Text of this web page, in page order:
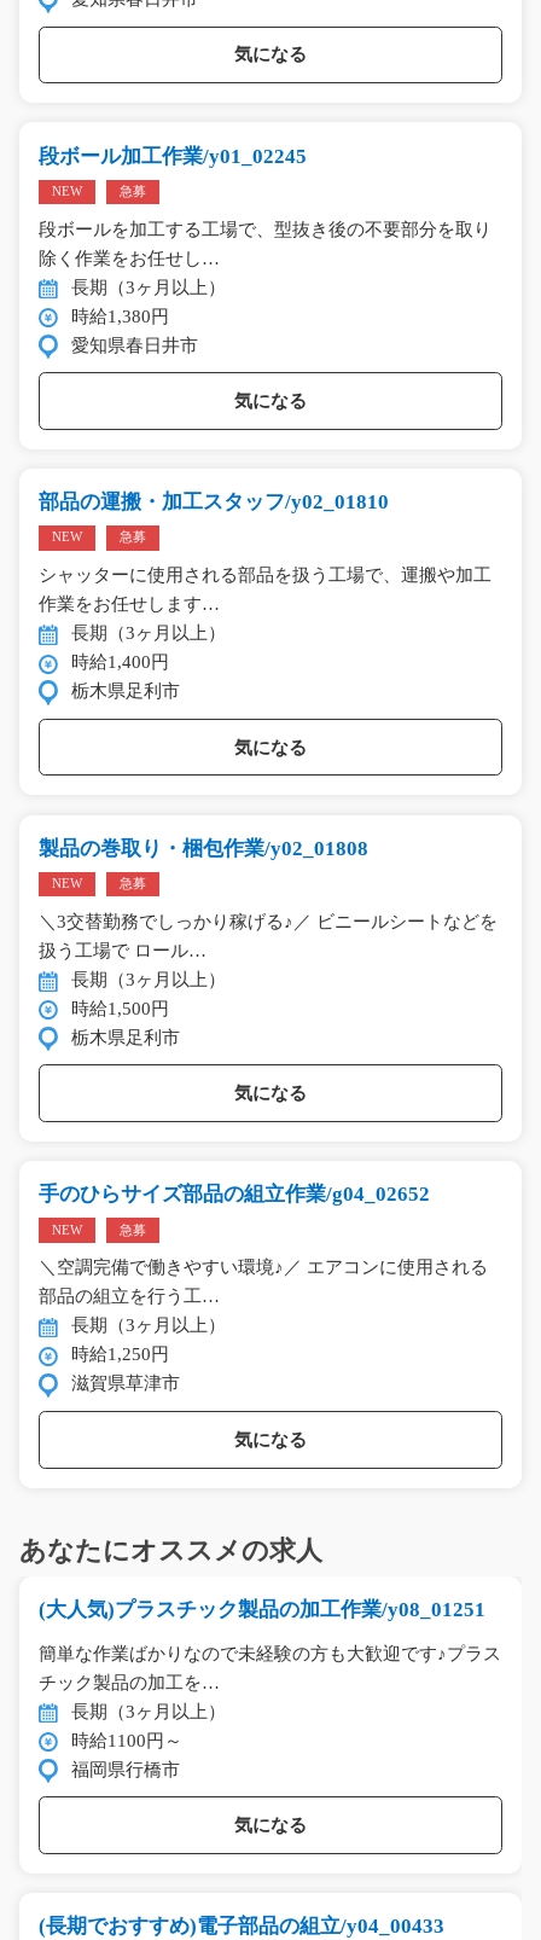
気になる
段ボール加工作業/y01_02245
NEW 急募
段ボールを加工する工場で、型抜き後の不要部分を取り
除く作業をお任せし…
長期（3ヶ月以上）
時給1,380円
愛知県春日井市
気になる
部品の運搬・加工スタッフ/y02_01810
NEW 急募
シャッターに使用される部品を扱う工場で、運搬や加工
作業をお任せします…
長期（3ヶ月以上）
時給1,400円
栃木県足利市
気になる
製品の巻取り・梱包作業/y02_01808
NEW 急募
＼3交替勤務でしっかり稼げる♪／ ビニールシートなどを
扱う工場で ロール…
長期（3ヶ月以上）
時給1,500円
栃木県足利市
気になる
手のひらサイズ部品の組立作業/g04_02652
NEW 急募
＼空調完備で働きやすい環境♪／ エアコンに使用される
部品の組立を行う工…
長期（3ヶ月以上）
時給1,250円
滋賀県草津市
気になる
あなたにオススメの求人
(大人気)プラスチック製品の加工作業/y08_01251
簡単な作業ばかりなので未経験の方も大歓迎です♪プラス
チック製品の加工を…
長期（3ヶ月以上）
時給1100円～
福岡県行橋市
気になる
(長期でおすすめ)電子部品の組立/y04_00433